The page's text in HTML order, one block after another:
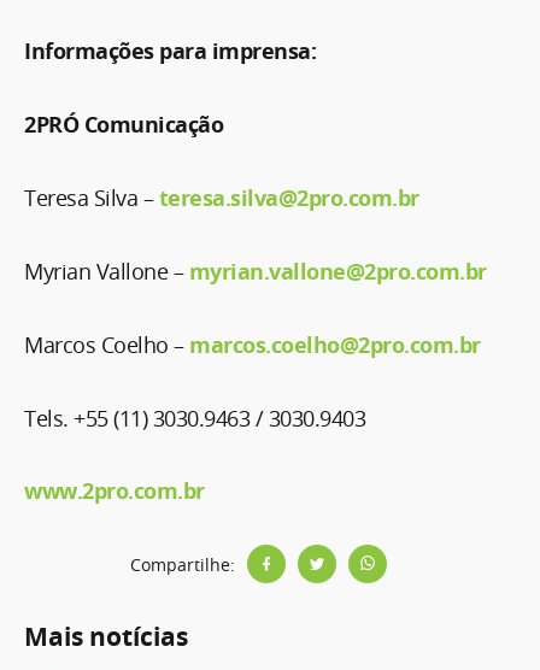
Informações para imprensa:
2PRÓ Comunicação
Teresa Silva –teresa.silva@2pro.com.br
Myrian Vallone – myrian.vallone@2pro.com.br
Marcos Coelho – marcos.coelho@2pro.com.br
Tels. +55 (11) 3030.9463 / 3030.9403
www.2pro.com.br
Compartilhe:
Mais notícias